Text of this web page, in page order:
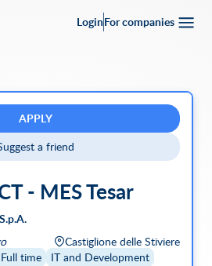
LoginFor companies
Full Remote CVing Referral
SEARCH
APPLY
a friend
- MES Tesar
Castiglione delle Stiviere
Full time
IT and Development